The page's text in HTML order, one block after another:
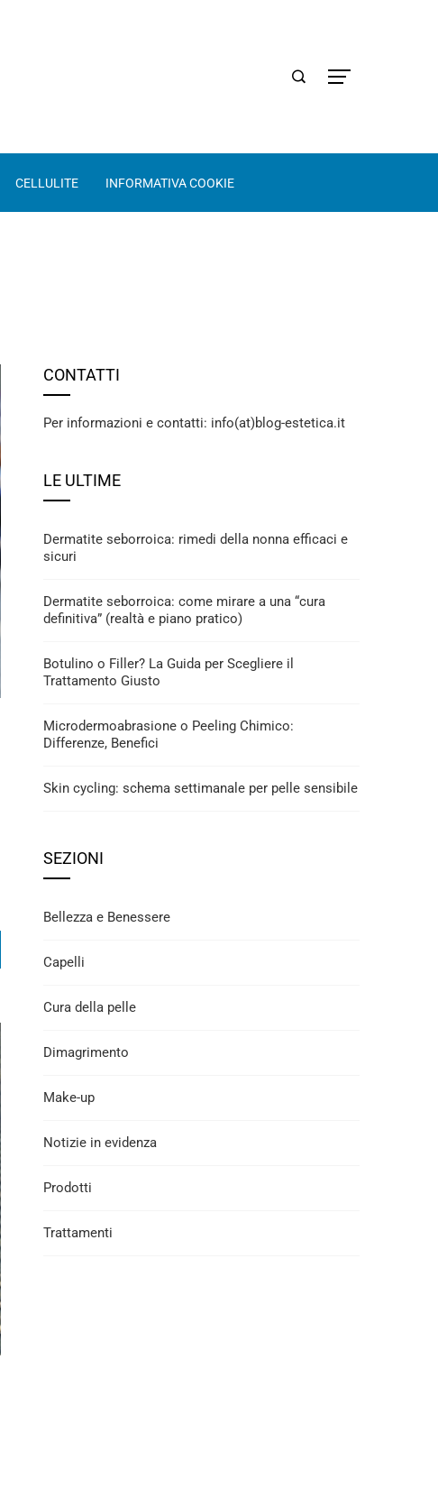
CELLULITE INFORMATIVA COOKIE
CONTATTI
Per informazioni e contatti: info(at)blog-estetica.it
LE ULTIME
Dermatite seborroica: rimedi della nonna efficaci e
sicuri
Dermatite seborroica: come mirare a una “cura
definitiva” (realtà e piano pratico)
Botulino o Filler? La Guida per Scegliere il
Trattamento Giusto
Microdermoabrasione o Peeling Chimico:
Differenze, Benefici
Skin cycling: schema settimanale per pelle sensibile
SEZIONI
Bellezza e Benessere
Capelli
Cura della pelle
Dimagrimento
Make-up
Notizie in evidenza
Prodotti
Trattamenti